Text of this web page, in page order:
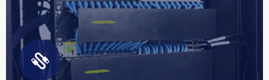
Comienza tu proyecto con nosotros
ESCRÍBENOS